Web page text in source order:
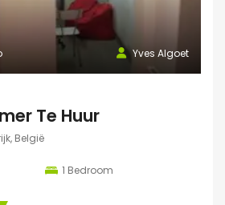
Yves Algoet
Te Huur
België
1 Bedroom